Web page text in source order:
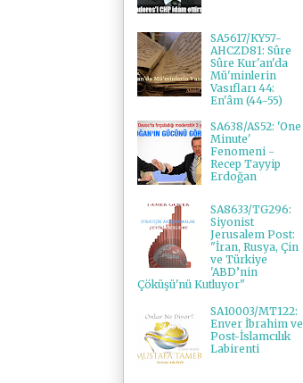
SA5617/KY57-
AHCZD81: Sûre
Sûre Kur'an'da
Mü'minlerin
Vasıfları 44:
En'âm (44-55)
SA638/AS52: 'One
Minute'
Fenomeni -
Recep Tayyip
Erdoğan
SA8633/TG296:
Siyonist
Jerusalem Post:
"İran, Rusya, Çin
ve Türkiye
'ABD’nin
Çöküşü'nü Kutluyor"
SA10003/MT122:
Enver İbrahim ve
Post-İslamcılık
Labirenti